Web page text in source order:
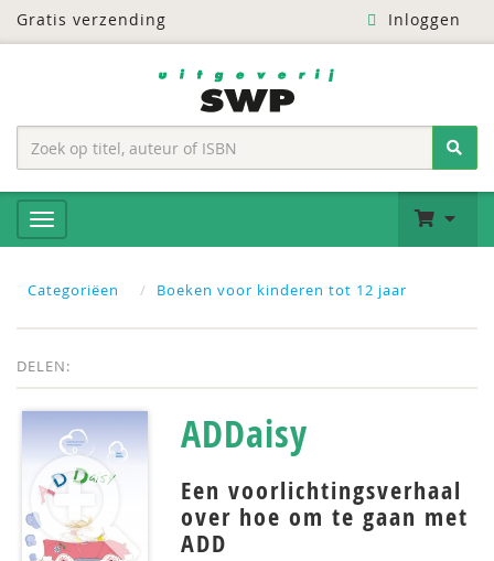
Gratis verzending Inloggen
Categoriëen Boeken voor kinderen tot 12 jaar
DELEN:
ADDaisy
Een voorlichtingsverhaal
over hoe om te gaan met
ADD